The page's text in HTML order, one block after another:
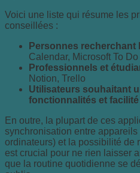
Voici une liste qui résume les
conseillées :
Personnes recherchant
Calendar, Microsoft To Do
Professionnels et
Notion, Trello
Utilisateurs souhaitant
fonctionnalités et facilité
En outre, la plupart de ces
synchronisation entre
ordinateurs) et la possibilité de
est crucial pour ne rien laisser
que la routine quotidienne se